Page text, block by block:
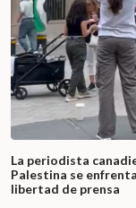
La periodista
Palestina se
libertad de prensa